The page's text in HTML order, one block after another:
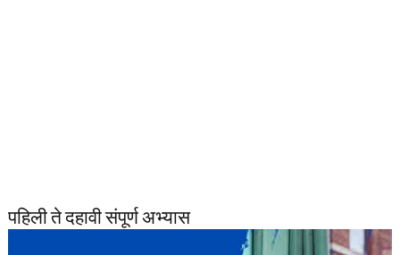
पहिली ते दहावी संपूर्ण अभ्यास